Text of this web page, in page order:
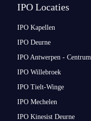
IPO Locaties
IPO Kapellen
IPO Deurne
IPO Antwerpen - Centrum
IPO Willebroek
IPO Tielt-Winge
IPO Mechelen
IPO Kinesist Deurne